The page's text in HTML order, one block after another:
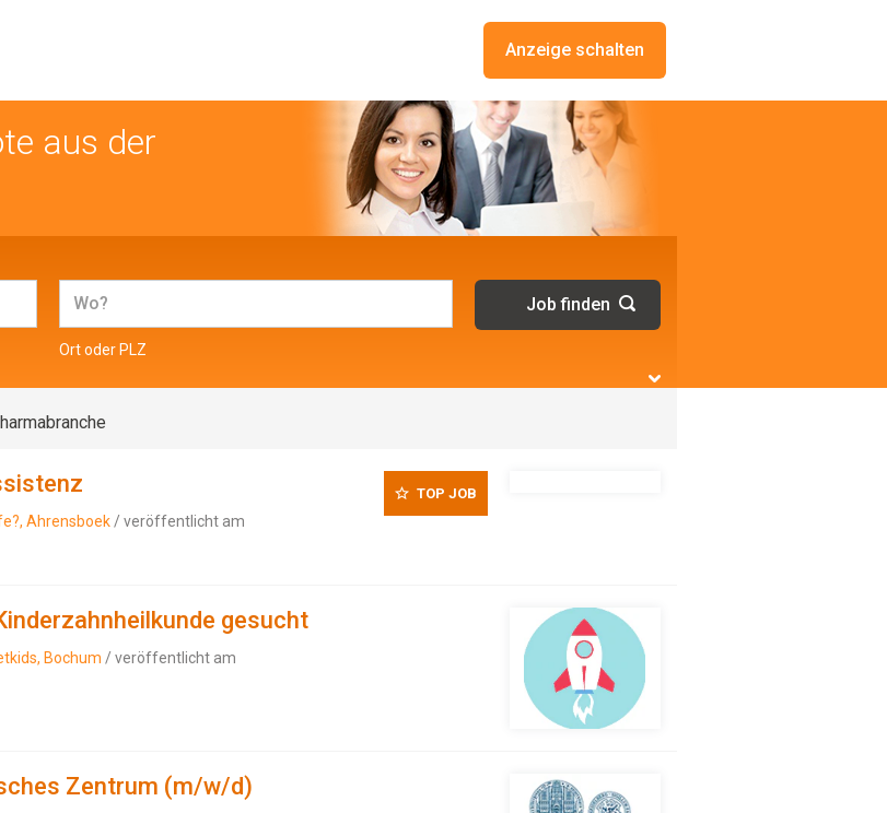
Anzeige schalten
aus der
Ort oder PLZ
Ahrensboek / veröffentlicht am
TOP JOB
gesucht
Bochum / veröffentlicht am
Zentrum (m/w/d)